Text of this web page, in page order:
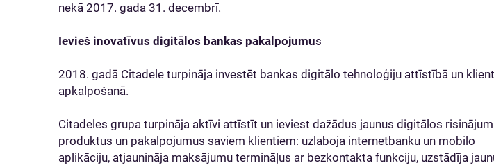
nekā 2017. gada 31. decembrī.
Ievieš inovatīvus digitālos bankas pakalpojumus
2018. gadā Citadele turpināja investēt bankas digitālo tehnoloģiju attīstībā un
apkalpošanā.
Citadeles grupa turpināja aktīvi attīstīt un ieviest dažādus jaunus digitālos
produktus un pakalpojumus saviem klientiem: uzlaboja internetbanku un mobilo
aplikāciju, atjaunināja maksājumu termināļus ar bezkontakta funkciju, uzstādīja